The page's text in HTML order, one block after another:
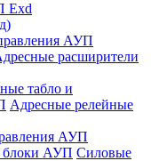
Exd
АУП
расширители
табло и
Адресные релейные
АУП
блоки АУП Силовые